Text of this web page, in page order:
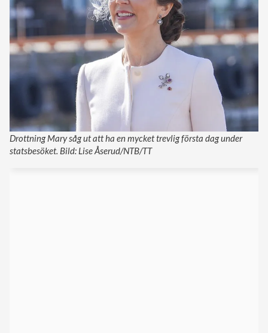
Drottning Mary såg ut att ha en mycket trevlig första dag under
statsbesöket. Bild: Lise Åserud/NTB/TT